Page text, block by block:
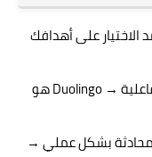
الاختيار على أهدافك
إذا كنت تبحث عن تجربة ممتعة وتفاعلية → Duolingo هو
بشكل عملي →